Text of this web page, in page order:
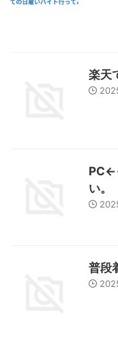
楽天
い。
普段